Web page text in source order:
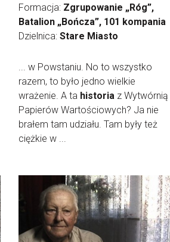
Formacja: Zgrupowanie „Róg”,
Batalion „Bończa”, 101 kompania
Dzielnica: Stare Miasto
... w Powstaniu. No to wszystko
razem, to było jedno wielkie
wrażenie. A ta historia z Wytwórnią
Papierów Wartościowych? Ja nie
brałem tam udziału. Tam były też
ciężkie w ...